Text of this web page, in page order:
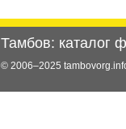
Тамбов: каталог
© 2006–2025